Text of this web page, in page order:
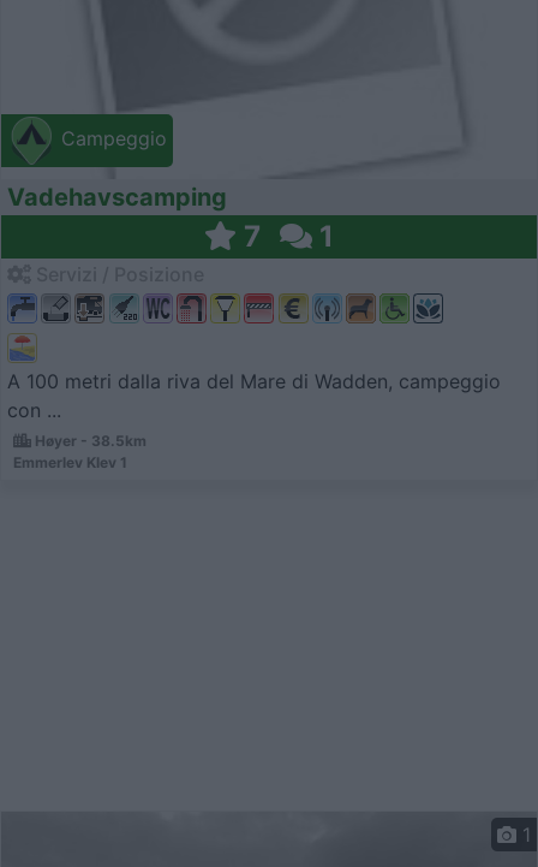
Campeggio
Vadehavscamping
7 1
A 100 metri dalla riva del Mare di Wadden, campeggio
con ...
Høyer - 38.5km
Emmerlev Klev 1
1